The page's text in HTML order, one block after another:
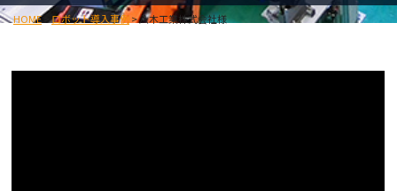
HOME>ロボット導入事例>八木工業株式会社様